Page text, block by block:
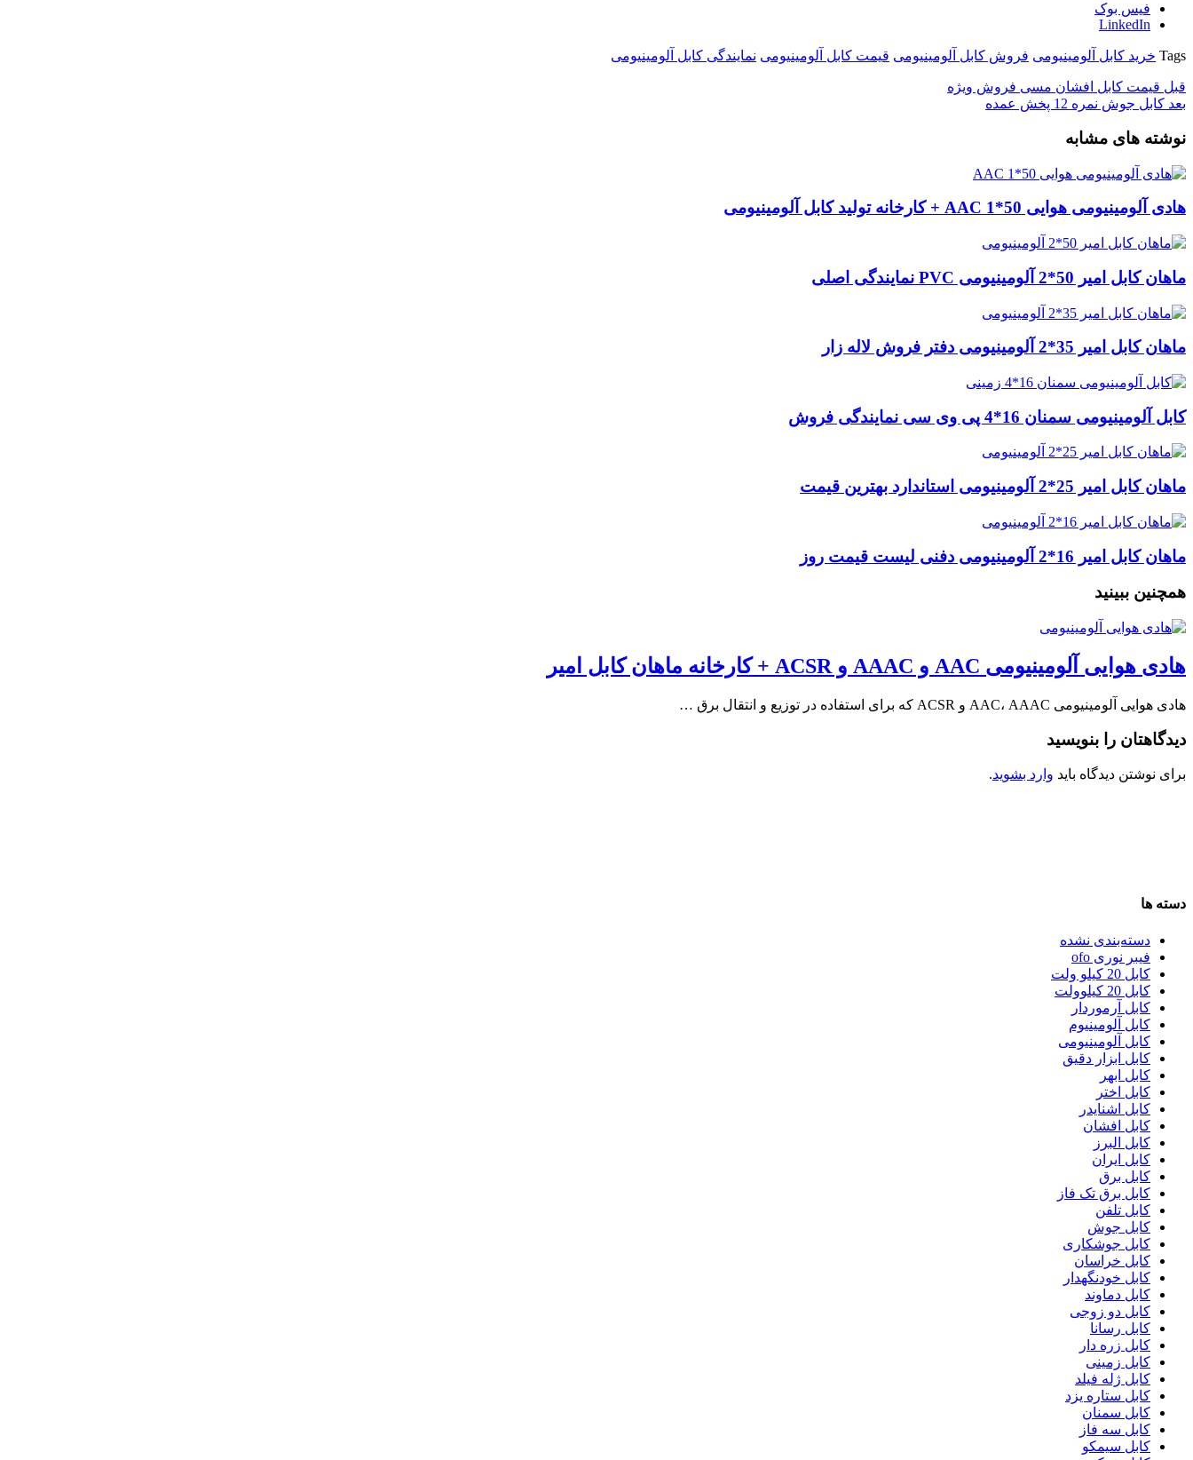
فیس بوک
LinkedIn
Tags خرید کابل آلومینیومی فروش کابل آلومینیومی قیمت کابل آلومینیومی نمایندگی کابل آلومینیومی
قبل قیمت کابل افشان مسی فروش ویژه
بعد کابل جوش نمره 12 پخش عمده
نوشته های مشابه
هادی آلومینیومی هوایی 50*1 AAC + کارخانه تولید کابل آلومینیومی
ماهان کابل امیر 50*2 آلومینیومی PVC نمایندگی اصلی
ماهان کابل امیر 35*2 آلومینیومی دفتر فروش لاله زار
کابل آلومینیومی سمنان 16*4 پی وی سی نمایندگی فروش
ماهان کابل امیر 25*2 آلومینیومی استاندارد بهترین قیمت
ماهان کابل امیر 16*2 آلومینیومی دفنی لیست قیمت روز
همچنین ببینید
هادی هوایی آلومینیومی AAC و AAAC و ACSR + کارخانه ماهان کابل امیر
هادی هوایی آلومینیومی AAC، AAAC و ACSR که برای استفاده در توزیع و انتقال برق …
دیدگاهتان را بنویسید
برای نوشتن دیدگاه باید وارد بشوید.
دسته ها
دسته‌بندی نشده
فیبر نوری ofo
کابل 20 کیلو ولت
کابل 20 کیلوولت
کابل آرموردار
کابل آلومینیوم
کابل آلومینیومی
کابل ابزار دقیق
کابل ابهر
کابل اختر
کابل اشنایدر
کابل افشان
کابل البرز
کابل ایران
کابل برق
کابل برق تک فاز
کابل تلفن
کابل جوش
کابل جوشکاری
کابل خراسان
کابل خودنگهدار
کابل دماوند
کابل دو زوجی
کابل رسانا
کابل زره دار
کابل زمینی
کابل ژله فیلد
کابل ستاره یزد
کابل سمنان
کابل سه فاز
کابل سیمکو